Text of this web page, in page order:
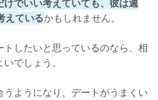
けでいい考えていても、彼は週
えているかもしれません。
したいと思っているのなら、相
でしょう。
ようになり、デートがうまくい